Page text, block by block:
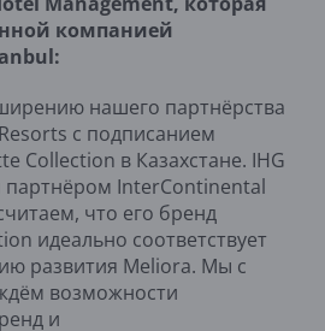
компанией
нашего партнёрства
с подписанием
Collection в Казахстане. IHG
InterContinental
что его бренд
идеально соответствует
развития Meliora. Мы с
возможности
и